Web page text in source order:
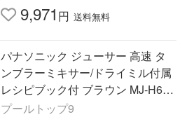
9,971 円 送料無料
パナソニック ジューサー 高速 タ
ンブラーミキサー/ドライミル付属
レシピブック付 ブラウン MJ-H600
-T
プールトップ9